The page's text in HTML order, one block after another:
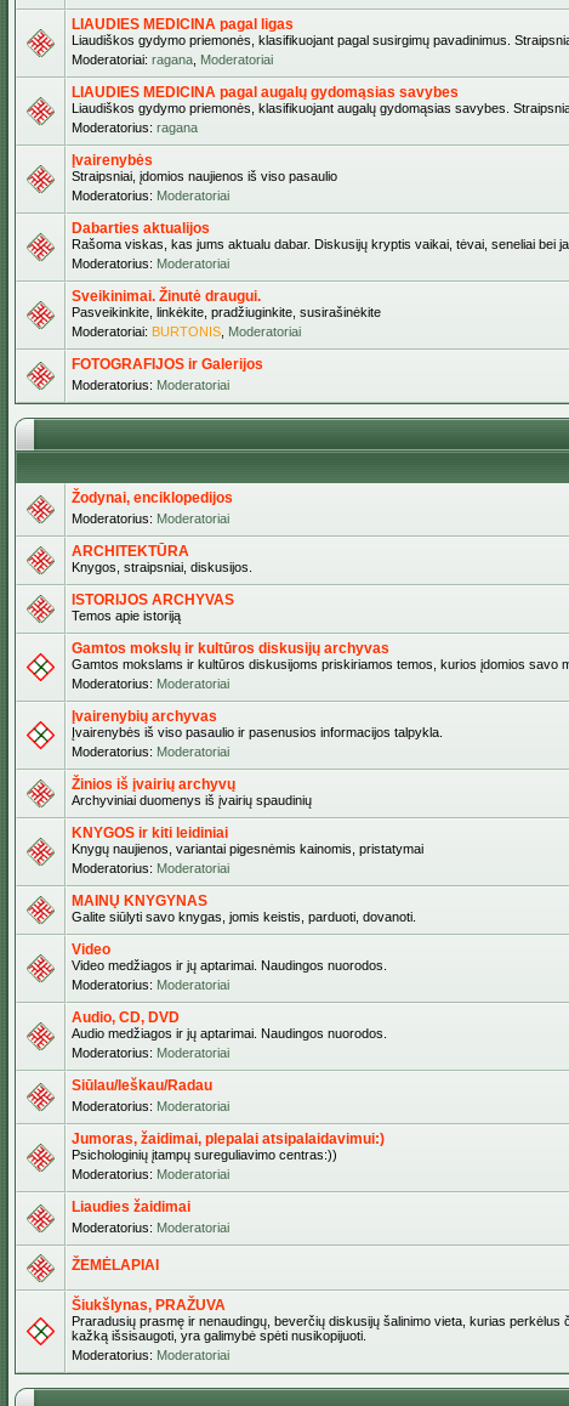
LIAUDIES MEDICINA pagal ligas
Liaudiškos gydymo priemonės, klasifikuojant pagal susirgimų pavadinimus.
Moderatoriai: ragana Moderatoriai
LIAUDIES MEDICINA pagal augalų gydomąsias savybes
Liaudiškos gydymo priemonės, klasifikuojant augalų gydomąsias savybes.
Moderatorius: ragana
Įvairenybės
Straipsniai, įdomios naujienos iš viso pasaulio
Moderatorius: Moderatoriai
Dabarties aktualijos
Rašoma viskas, kas jums aktualu dabar. Diskusijų kryptis vaikai, tėvai, seneliai bei
Moderatorius: Moderatoriai
Sveikinimai. Žinutė draugui.
Pasveikinkite, linkėkite, pradžiuginkite, susirašinėkite
Moderatoriai: BURTONIS Moderatoriai
FOTOGRAFIJOS ir Galerijos
Moderatorius: Moderatoriai
Žodynai, enciklopedijos
Moderatorius: Moderatoriai
ARCHITEKTŪRA
Knygos, straipsniai, diskusijos.
ISTORIJOS ARCHYVAS
Temos apie istoriją
Gamtos mokslų ir kultūros diskusijų archyvas
Gamtos mokslams ir kultūros diskusijoms priskiriamos temos, kurios įdomios savo
Moderatorius: Moderatoriai
Įvairenybių archyvas
Įvairenybės iš viso pasaulio ir pasenusios informacijos talpykla.
Moderatorius: Moderatoriai
Žinios iš įvairių archyvų
Archyviniai duomenys iš įvairių spaudinių
KNYGOS ir kiti leidiniai
Knygų naujienos, variantai pigesnėmis kainomis, pristatymai
Moderatorius: Moderatoriai
MAINŲ KNYGYNAS
Galite siūlyti savo knygas, jomis keistis, parduoti, dovanoti.
Video
Video medžiagos ir jų aptarimai. Naudingos nuorodos.
Moderatorius: Moderatoriai
Audio, CD, DVD
Audio medžiagos ir jų aptarimai. Naudingos nuorodos.
Moderatorius: Moderatoriai
Siūlau/Ieškau/Radau
Moderatorius: Moderatoriai
Jumoras, žaidimai, plepalai atsipalaidavimui:)
Psichologinių įtampų sureguliavimo centras:))
Moderatorius: Moderatoriai
Liaudies žaidimai
Moderatorius: Moderatoriai
ŽEMĖLAPIAI
Šiukšlynas, PRAŽUVA
Praradusių prasmę ir nenaudingų, beverčių diskusijų šalinimo vieta, kurias
kažką išsisaugoti, yra galimybė spėti nusikopijuoti.
Moderatorius: Moderatoriai